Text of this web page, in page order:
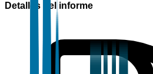
Detalles del informe